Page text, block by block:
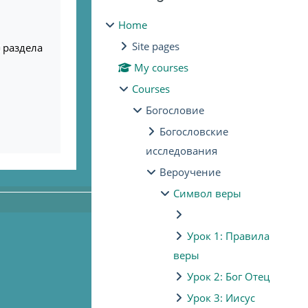
Home
Site pages
My courses
Courses
Богословие
Богословские
исследования
Вероучение
Символ веры
Урок 1: Правила
веры
Урок 2: Бог Отец
Урок 3: Иисус